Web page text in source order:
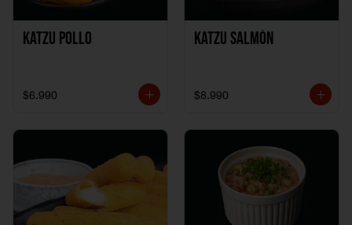
Katzu Pollo
$6.990
Katzu Salmón
$8.990